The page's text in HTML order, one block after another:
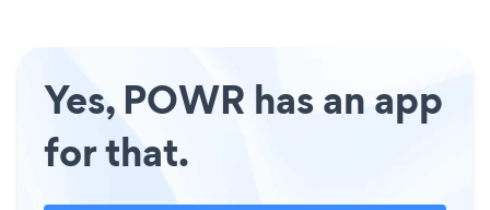
Yes, POWR has an app
for that.